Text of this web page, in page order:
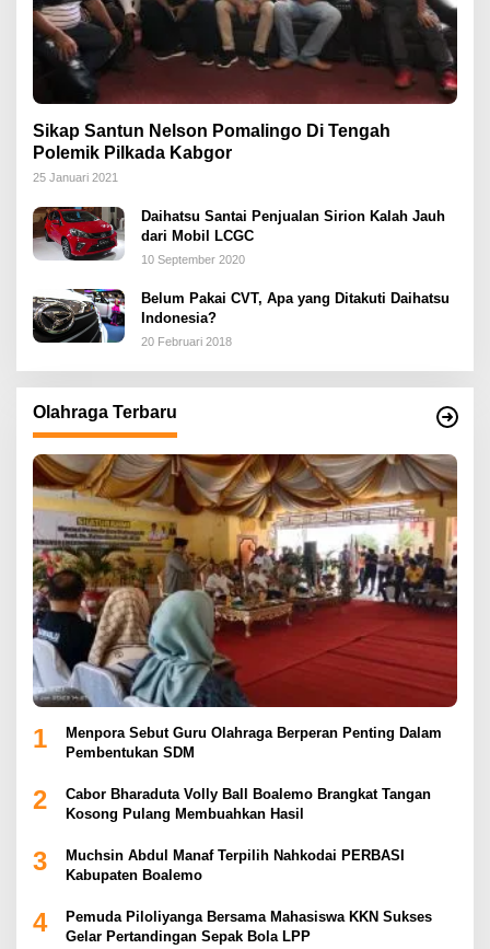
Sikap Santun Nelson Pomalingo Di Tengah
Polemik Pilkada Kabgor
25 Januari 2021
Daihatsu Santai Penjualan Sirion Kalah Jauh
dari Mobil LCGC
10 September 2020
Belum Pakai CVT, Apa yang Ditakuti Daihatsu
Indonesia?
20 Februari 2018
Olahraga Terbaru
1
Menpora Sebut Guru Olahraga Berperan Penting Dalam
Pembentukan SDM
2
Cabor Bharaduta Volly Ball Boalemo Brangkat Tangan
Kosong Pulang Membuahkan Hasil
3
Muchsin Abdul Manaf Terpilih Nahkodai PERBASI
Kabupaten Boalemo
4
Pemuda Piloliyanga Bersama Mahasiswa KKN Sukses
Gelar Pertandingan Sepak Bola LPP